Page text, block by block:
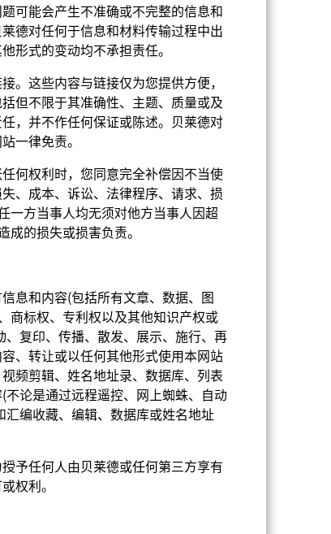
可能会产生不准确或不完整的信息和
德对任何于信息和材料传输过程中出
形式的变动均不承担责任。
。这些内容与链接仅为您提供方便，
但不限于其准确性、主题、质量或及
，并不作任何保证或陈述。贝莱德对
一律免责。
何权利时，您同意完全补偿因不当使
、成本、诉讼、法律程序、请求、损
一方当事人均无须对他方当事人因超
的损失或损害负责。
息和内容(包括所有文章、数据、图
商标权、专利权以及其他知识产权或
复印、传播、散发、展示、施行、再
、转让或以任何其他形式使用本网站
频剪辑、姓名地址录、数据库、列表
论是通过远程遥控、网上蜘蛛、自动
编收藏、编辑、数据库或姓名地址
予任何人由贝莱德或任何第三方享有
权利。
截至 2024年7月8日
100.00
数据覆盖 百分比(%)
截至 2024年7月8日
100.00
2.88